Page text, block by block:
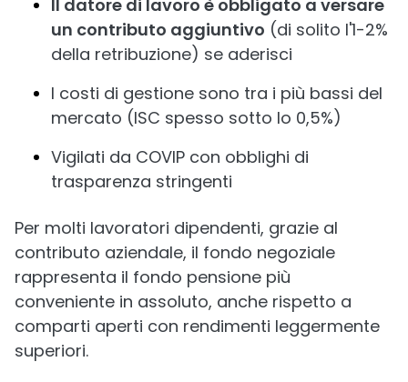
Il datore di lavoro è obbligato a versare
un contributo aggiuntivo (di solito l'1-2%
della retribuzione) se aderisci
I costi di gestione sono tra i più bassi del
mercato (ISC spesso sotto lo 0,5%)
Vigilati da COVIP con obblighi di
trasparenza stringenti
Per molti lavoratori dipendenti, grazie al
contributo aziendale, il fondo negoziale
rappresenta il fondo pensione più
conveniente in assoluto, anche rispetto a
comparti aperti con rendimenti leggermente
superiori.